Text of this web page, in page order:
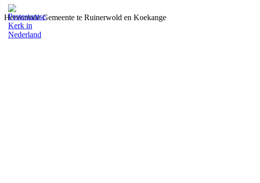
Hervormde Gemeente te Ruinerwold en Koekange